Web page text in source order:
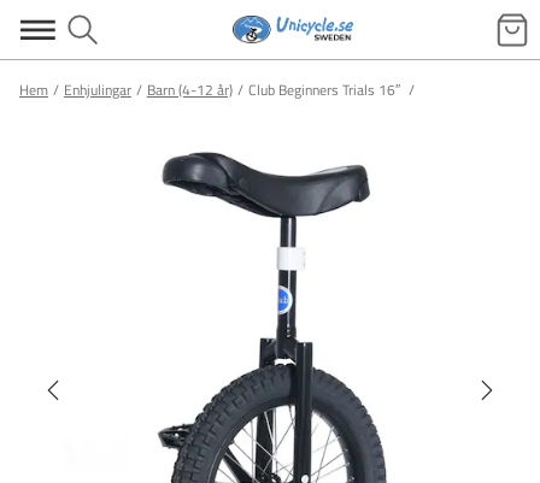
Hem Enhjulingar Barn (4-12 år) Club Beginners Trials 16″